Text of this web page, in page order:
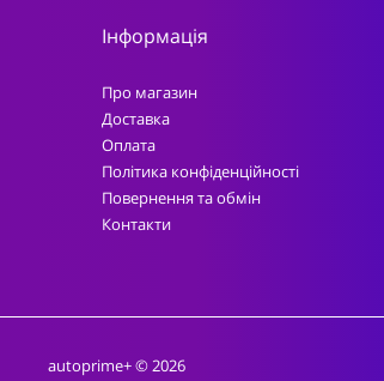
Інформація
Про магазин
Доставка
Оплата
Політика конфіденційності
Повернення та обмін
Контакти
autoprime+ © 2026